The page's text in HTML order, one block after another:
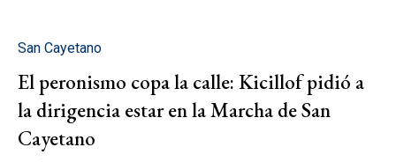
San Cayetano
El peronismo copa la calle: Kicillof pidió a
la dirigencia estar en la Marcha de San
Cayetano